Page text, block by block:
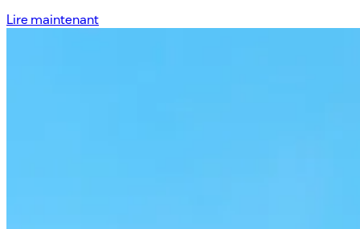
Lire maintenant